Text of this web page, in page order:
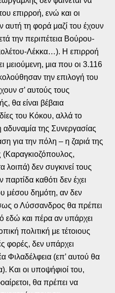
επιρροή, ενώ και οι
τη φορά μαζί του έχουν
την περιπέτεια Βούρου-
Λέκκα…). Η επιρροή
μειούμενη, μια που οι 3.116
την επιλογή του
σ’ αυτούς τους
θα είναι βέβαια
του Κόκου, αλλά το
αδυναμία της Συνεργασίας
για την πόλη – η ζαριά της
(Καραγκιοζόπουλος,
δεν συγκινεί τους
καθότι δεν έχει
μέσου δημότη, αν δεν
ο Λύσσανδρος θα πρέπει
εδώ και πέρα αν υπάρχει
πολιτική με τέτοιους
φορές, δεν υπάρχει
Φιλαδέλφεια (επ’ αυτού θα
Και οι υποψήφιοί του,
θα πρέπει να